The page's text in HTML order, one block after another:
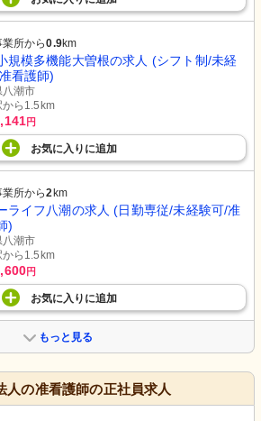
業所から0.9km
規模多機能大曽根の求人 (シフト制/未経
看護師)
潮市
から1.5km
円
お気に入り に追加
業所から2 km
ライフ八潮の求人 (日勤専従/未経験可/准
)
潮市
から1.5km
円
お気に入り に追加
もっと見る
人の准看護師の正社員求人